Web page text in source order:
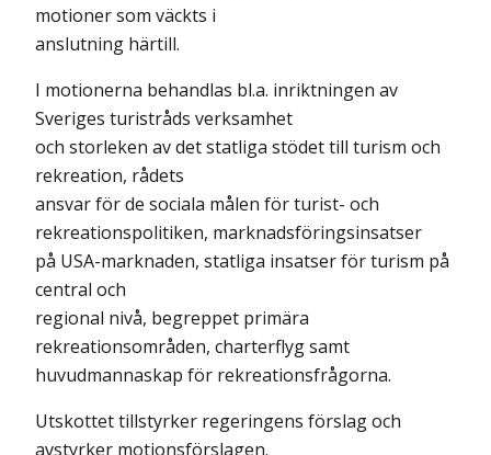
motioner som väckts i
anslutning härtill.
I motionerna behandlas bl.a. inriktningen av
Sveriges turistråds verksamhet
och storleken av det statliga stödet till turism och
rekreation, rådets
ansvar för de sociala målen för turist- och
rekreationspolitiken, marknadsföringsinsatser
på USA-marknaden, statliga insatser för turism på
central och
regional nivå, begreppet primära
rekreationsområden, charterflyg samt
huvudmannaskap för rekreationsfrågorna.
Utskottet tillstyrker regeringens förslag och
avstyrker motionsförslagen.